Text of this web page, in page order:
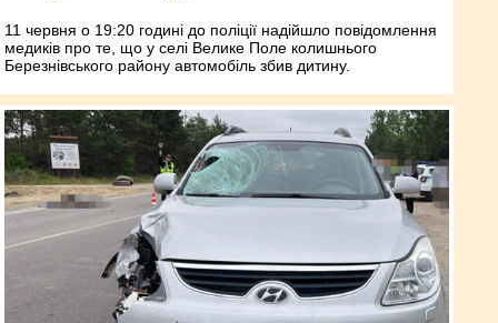
11 червня о 19:20 годині до поліції надійшло повідомлення
медиків про те, що у селі Велике Поле колишнього
Березнівського району автомобіль збив дитину.